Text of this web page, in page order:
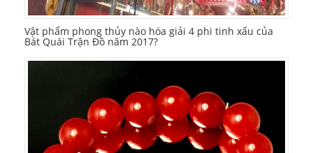
Vật phẩm phong thủy nào hóa giải 4 phi tinh xấu của
Bát Quái Trận Đồ năm 2017?